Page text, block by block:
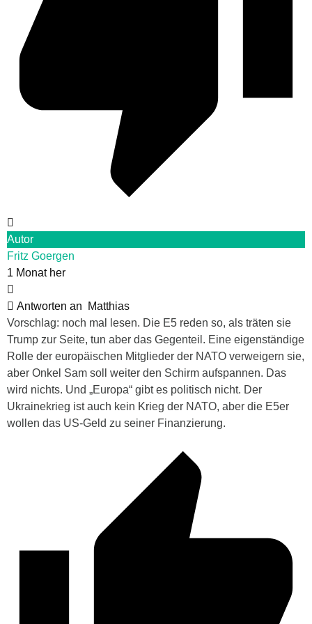
Autor
Fritz Goergen
1 Monat her
Antworten an
Matthias
Vorschlag: noch mal lesen. Die E5 reden so, als träten sie
Trump zur Seite, tun aber das Gegenteil. Eine eigenständige
Rolle der europäischen Mitglieder der NATO verweigern sie,
aber Onkel Sam soll weiter den Schirm aufspannen. Das
wird nichts. Und „Europa“ gibt es politisch nicht. Der
Ukrainekrieg ist auch kein Krieg der NATO, aber die E5er
wollen das US-Geld zu seiner Finanzierung.